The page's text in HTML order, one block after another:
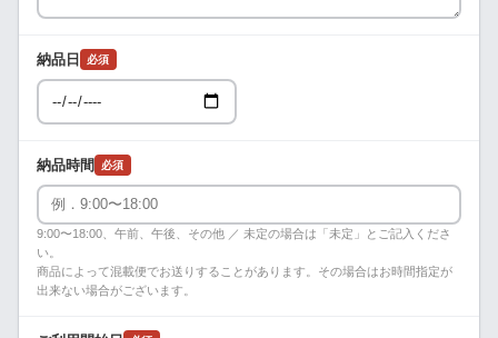
納品日 必須
納品時間 必須
9:00〜18:00、午前、午後、その他 ／ 未定の場合は「未定」とご記入くださ
い。
商品によって混載便でお送りすることがあります。その場合はお時間指定が
出来ない場合がございます。